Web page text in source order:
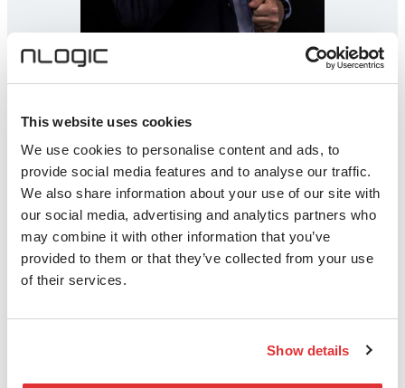
This website uses cookies
We use cookies to personalise content and ads, to
provide social media features and to analyse our traffic.
We also share information about your use of our site with
our social media, advertising and analytics partners who
may combine it with other information that you’ve
provided to them or that they’ve collected from your use
of their services.
Show details
Grow Together.